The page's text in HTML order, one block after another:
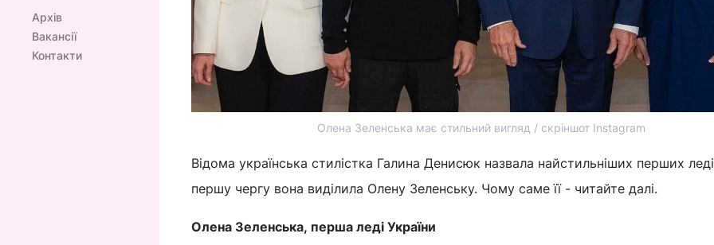
Архів
Вакансії
Контакти
Олена Зеленська має стильний вигляд / скріншот Instagram
Відома українська стилістка Галина Денисюк назвала найстильніших перших
першу чергу вона виділила Олену Зеленську. Чому саме її - читайте далі.
Олена Зеленська, перша леді України